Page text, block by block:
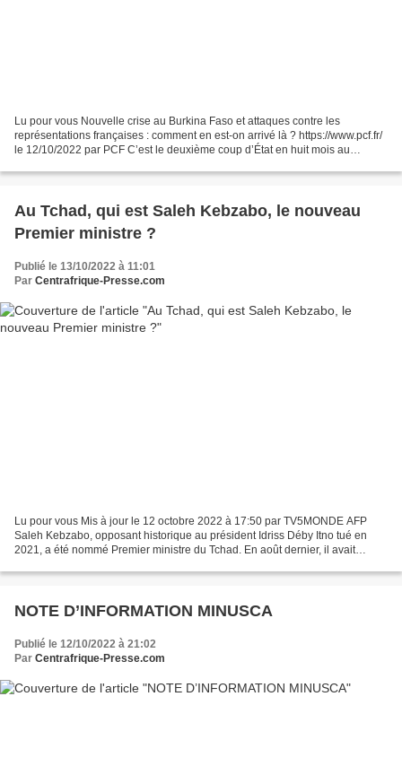
Lu pour vous Nouvelle crise au Burkina Faso et attaques contre les
représentations françaises : comment en est-on arrivé là ? https://www.pcf.fr/
le 12/10/2022 par PCF C’est le deuxième coup d’État en huit mois au
Au Tchad, qui est Saleh Kebzabo, le nouveau
Premier ministre ?
Publié le 13/10/2022 à 11:01
Par Centrafrique-Presse.com
Lu pour vous Mis à jour le 12 octobre 2022 à 17:50 par TV5MONDE AFP
Saleh Kebzabo, opposant historique au président Idriss Déby Itno tué en
2021, a été nommé Premier ministre du Tchad. En août dernier, il avait
NOTE D’INFORMATION MINUSCA
Publié le 12/10/2022 à 21:02
Par Centrafrique-Presse.com